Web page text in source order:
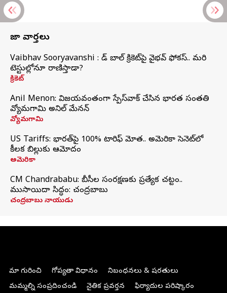
తాజా వార్తలు
Vaibhav Sooryavanshi : రెడ్ బాల్ క్రికెట్‌పై వైభవ్ ఫోకస్.. మరి
టెస్టుల్లోనూ రాణిస్తాడా?
క్రికెట్
Anil Menon: విజయవంతంగా స్పేస్‌వాక్‌ చేసిన భారత సంతతి
వ్యోమగామి అనిల్‌ మేనన్
వ్యోమగామి
US Tariffs: భారత్‌పై 100% టారిఫ్‌ మోత.. అమెరికా సెనెట్‌లో
కీలక బిల్లుకు ఆమోదం
అమెరికా
CM Chandrababu: బీసీల సంరక్షణకు ప్రత్యేక చట్టం..
ముసాయిదా సిద్ధం: చంద్రబాబు
చంద్రబాబు నాయుడు
మా గురించి గోప్యతా విధానం
నిబంధనలు & షరతులు
మమ్మల్ని సంప్రదించండి
నైతిక ప్రవర్తన ఫిర్యాదుల పరిష్కారం